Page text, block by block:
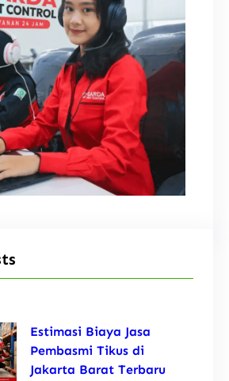
Estimasi Biaya Jasa
Pembasmi Tikus di
Jakarta Barat Terbaru